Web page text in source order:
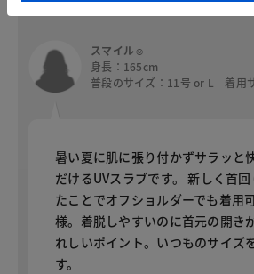
スマイル☺
身長：165cm
普段のサイズ：11号 or L 着用
暑い夏に肌に張り付かずサラッと
だけるUVスラブです。 新しく首
たことでオフショルダーでも着用
様。着脱しやすいのに首元の開き
れしいポイント。いつものサイズ
す。